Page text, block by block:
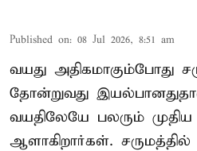
Published on: 08 Jul 2026, 8:51 am
வயது அதிகமாகும்போது
தோன்றுவது
வயதிலேயே பலரும் முதிய
ஆளாகிறார்கள். சருமத்தில்